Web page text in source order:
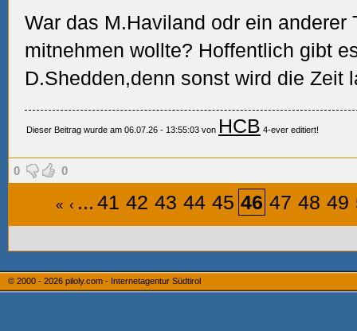
War das M.Haviland odr ein anderer
mitnehmen wollte? Hoffentlich gibt
D.Shedden,denn sonst wird die Zeit
Dieser Beitrag wurde am 06.07.26 - 13:55:03 von HCB 4-ever editiert!
0 0
« ‹ ... 41 42 43 44 45 46 47 48 49
© 2000 - 2026 piloly.com - Internetagentur Südtirol